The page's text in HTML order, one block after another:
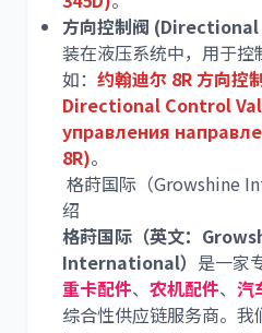
方向控制阀
装在液压系统中，用于控
如： 约翰迪尔 8R 方向控
Directional Control
управления
8R)。
格莳国际（Growshine
绍
格莳国际（英文：
International） 是一家
重卡配件、 农机配件、 汽
综合性供应链服务商。我